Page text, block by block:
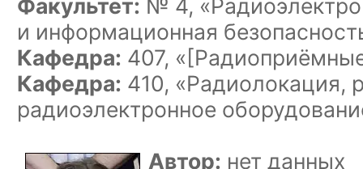
Факультет: № 4,
и информационная
Кафедра: 407, «
Кафедра: 410, «Радиолокация,
радиоэлектронное
Автор: нет данных